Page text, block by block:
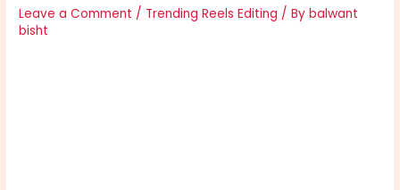
Leave a Comment / Trending Reels Editing / Bybalwant
bisht